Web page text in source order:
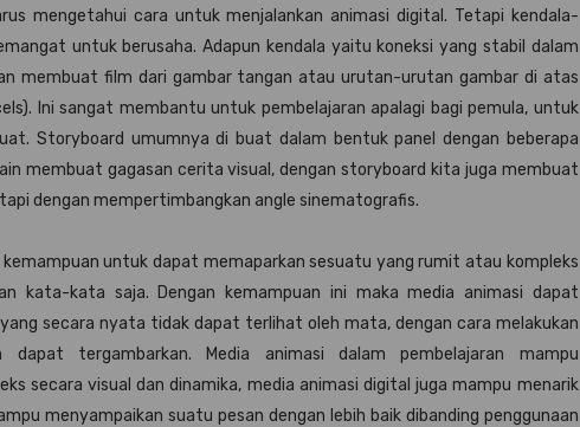
mengetahui cara untuk menjalankan animasi digital. Tetapi kendala-
untuk berusaha. Adapun kendala yaitu koneksi yang stabil dalam
membuat film dari gambar tangan atau urutan-urutan gambar di atas
Ini sangat membantu untuk pembelajaran apalagi bagi pemula, untuk
Storyboard umumnya di buat dalam bentuk panel dengan beberapa
membuat gagasan cerita visual, dengan storyboard kita juga membuat
dengan mempertimbangkan angle sinematografis.
untuk dapat memaparkan sesuatu yang rumit atau kompleks
kata-kata saja. Dengan kemampuan ini maka media animasi dapat
secara nyata tidak dapat terlihat oleh mata, dengan cara melakukan
tergambarkan. Media animasi dalam pembelajaran mampu
secara visual dan dinamika, media animasi digital juga mampu menarik
menyampaikan suatu pesan dengan lebih baik dibanding penggunaan